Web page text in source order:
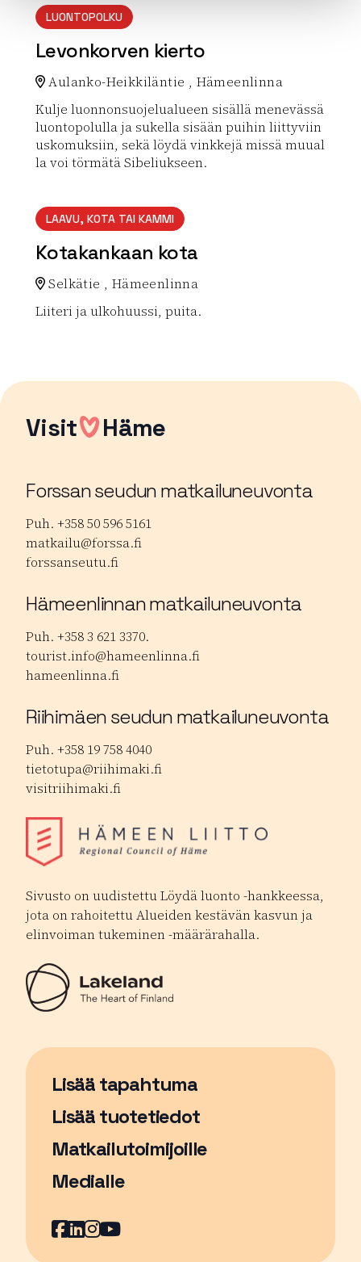
LUONTOPOLKU
Levonkorven kierto
Aulanko-Heikkiläntie , Hämeenlinna
Kulje luonnonsuojelualueen sisällä menevässä
luontopolulla ja sukella sisään puihin liittyviin
uskomuksiin, sekä löydä vinkkejä missä muual
la voi törmätä Sibeliukseen.
LAAVU, KOTA TAI KAMMI
Kotakankaan kota
Selkätie , Hämeenlinna
Liiteri ja ulkohuussi, puita.
Visit Häme
Forssan seudun matkailuneuvonta
Puh. +358 50 596 5161
matkailu@forssa.fi
forssanseutu.fi
Hämeenlinnan matkailuneuvonta
Puh. +358 3 621 3370.
tourist.info@hameenlinna.fi
hameenlinna.fi
Riihimäen seudun matkailuneuvonta
Puh. +358 19 758 4040
tietotupa@riihimaki.fi
visitriihimaki.fi
Sivusto on uudistettu Löydä luonto -hankkeessa,
jota on rahoitettu Alueiden kestävän kasvun ja
elinvoiman tukeminen -määrärahalla.
Lisää tapahtuma
Sivu avautuu uudessa ikkunassa
Lisää tuotetiedot
Matkailutoimijoille
Medialle
Facebook
Sivu avautuu uudessa ikkunassa
LinkedIn
Sivu avautuu uudessa ikkunassa
Instagram
Sivu avautuu uudessa
YouTube
Sivu avautuu uudessa